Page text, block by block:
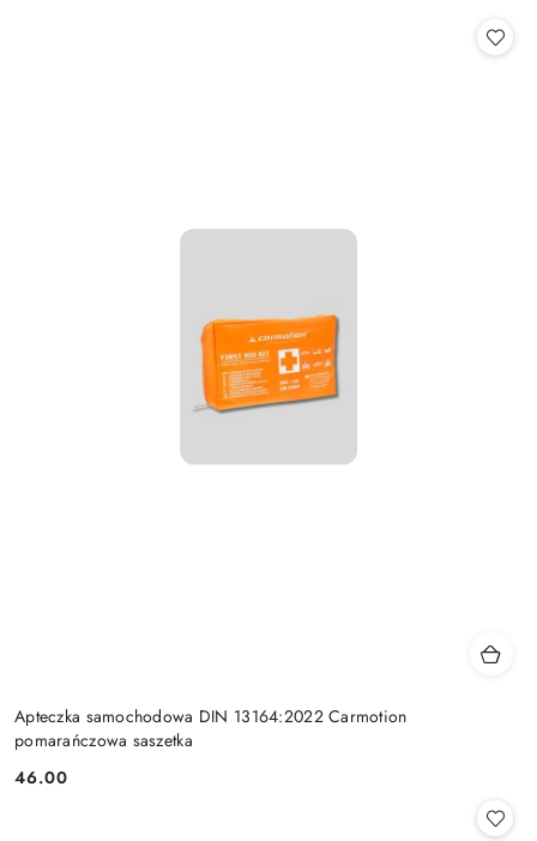
Apteczka samochodowa DIN 13164:2022 Carmotion
pomarańczowa saszetka
Cena:
46.00